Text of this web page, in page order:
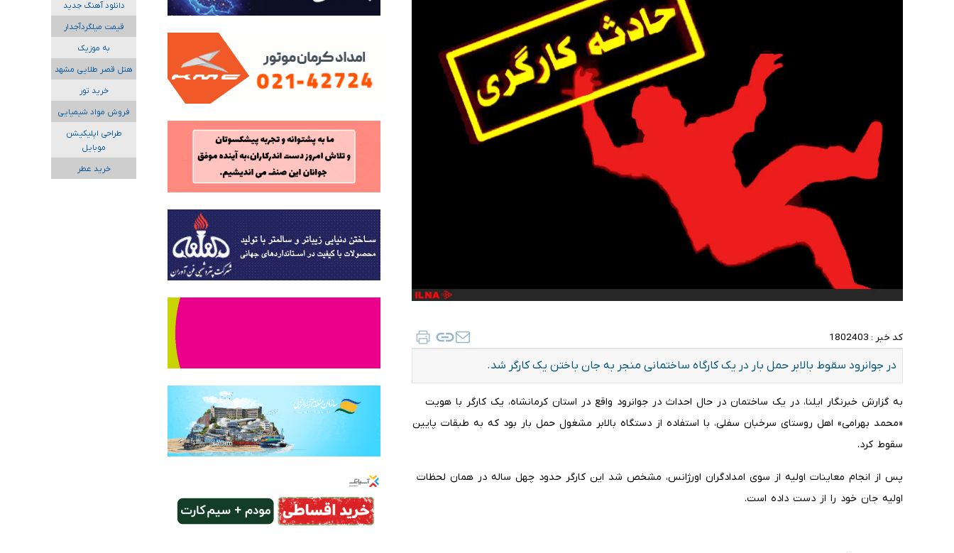
کد خبر : 1802403
در جوانرود سقوط بالابر حمل بار در یک کارگاه ساختمانی منجر به جان باختن یک کارگر شد.
به گزارش خبرنگار ایلنا، در یک ساختمان در حال احداث در جوانرود واقع در استان کرمانشاه، یک کارگر با هویت
«محمد بهرامی» اهل روستای سرخبان سفلی، با استفاده از دستگاه بالابر مشغول حمل بار بود که به طبقات پایین
سقوط کرد.
پس از انجام معاینات اولیه از سوی امدادگران اورژانس، مشخص شد این کارگر حدود چهل ساله در همان لحظات
اولیه جان خود را از دست داده است.
دانلود آهنگ جدید
قیمت میلگردآجدار
به موزیک
هتل قصر طلایی مشهد
خرید تور
فروش مواد شیمیایی
طراحی اپلیکیشن
موبایل
خرید عطر